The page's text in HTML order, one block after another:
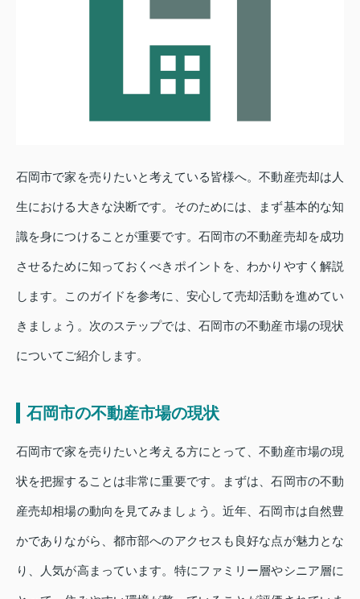
石岡市で家を売りたいと考えている皆様へ。不動産売却は人
生における大きな決断です。そのためには、まず基本的な知
識を身につけることが重要です。石岡市の不動産売却を成功
させるために知っておくべきポイントを、わかりやすく解説
します。このガイドを参考に、安心して売却活動を進めてい
きましょう。次のステップでは、石岡市の不動産市場の現状
についてご紹介します。
石岡市の不動産市場の現状
石岡市で家を売りたいと考える方にとって、不動産市場の現
状を把握することは非常に重要です。まずは、石岡市の不動
産売却相場の動向を見てみましょう。近年、石岡市は自然豊
かでありながら、都市部へのアクセスも良好な点が魅力とな
り、人気が高まっています。特にファミリー層やシニア層に